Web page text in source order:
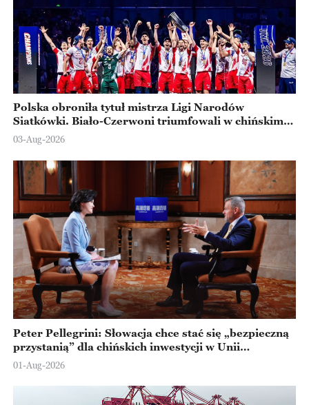
Polska obroniła tytuł mistrza Ligi Narodów
Siatkówki. Biało-Czerwoni triumfowali w chińskim
Ningbo
03-Aug-2026
Peter Pellegrini: Słowacja chce stać się „bezpieczną
przystanią” dla chińskich inwestycji w Unii
Europejskiej
01-Aug-2026